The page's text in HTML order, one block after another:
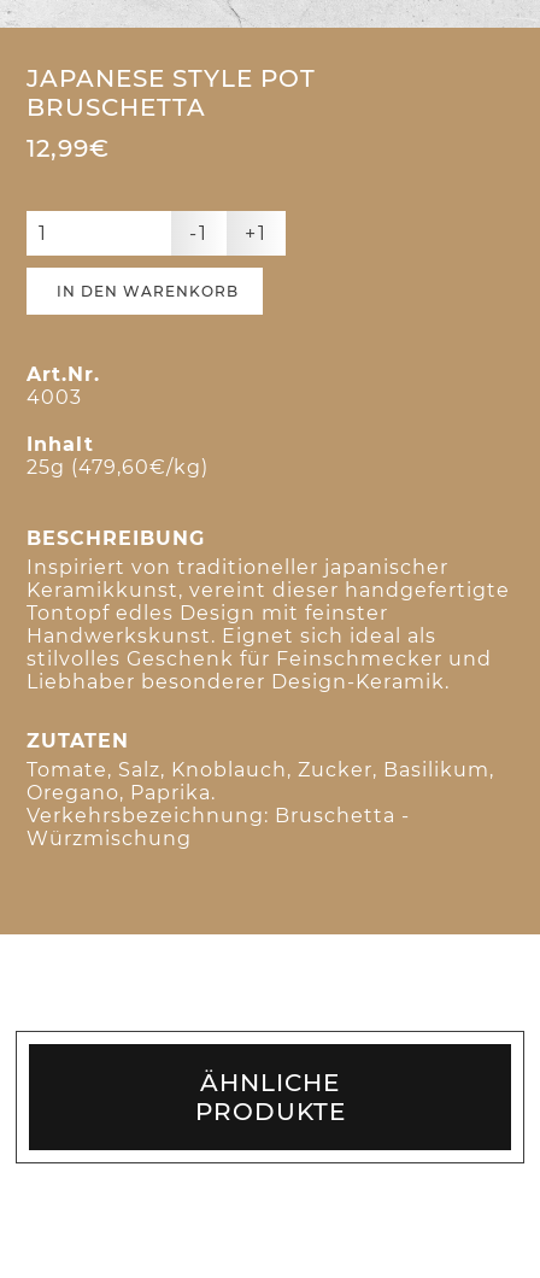
JAPANESE STYLE POT
BRUSCHETTA
12,99€
-1 +1
IN DEN WARENKORB
Art.Nr.
4003
Inhalt
25g (479,60€/kg)
BESCHREIBUNG
Inspiriert von traditioneller japanischer
Keramikkunst, vereint dieser handgefertigte
Tontopf edles Design mit feinster
Handwerkskunst. Eignet sich ideal als
stilvolles Geschenk für Feinschmecker und
Liebhaber besonderer Design-Keramik.
ZUTATEN
Tomate, Salz, Knoblauch, Zucker, Basilikum,
Oregano, Paprika.
Verkehrsbezeichnung: Bruschetta -
Würzmischung
ÄHNLICHE
PRODUKTE